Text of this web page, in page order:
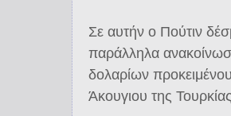
Σε αυτήν ο Πούτιν
παράλληλα
δολαρίων
Άκουγιου της